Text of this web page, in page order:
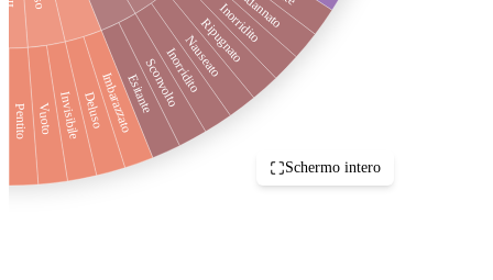
Inorridito
Ripugnato
Nauseato
Inorridito
Sconvolto
Esitante
Imbarazzato
Deluso
Invisibile
Vuoto
Pentito
Schermo intero